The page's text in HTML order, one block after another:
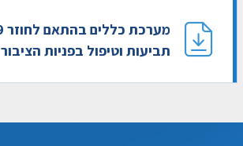
תביעות וטיפול בפניות הציבור